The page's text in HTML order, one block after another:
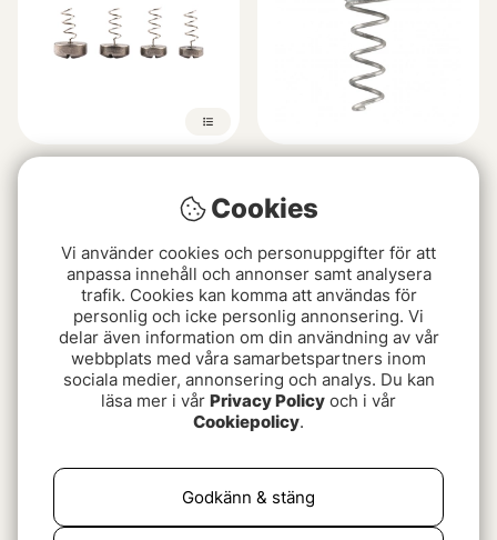
Magnet 6-pack
SvartZonker Screw-in
dots (3pack) BLY
Spro Softbait Spiral
Stinger
Cookies
Vi använder cookies och personuppgifter för att
anpassa innehåll och annonser samt analysera
trafik. Cookies kan komma att användas för
personlig och icke personlig annonsering. Vi
delar även information om din användning av vår
webbplats med våra samarbetspartners inom
sociala medier, annonsering och analys. Du kan
läsa mer i vår Privacy Policy och i vår
Cookiepolicy.
Godkänn & stäng